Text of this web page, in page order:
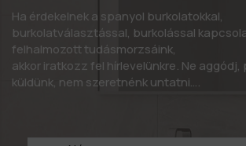
Ha érdekelnek a spanyol burkolatokkal,
burkolatválasztással, burkolással
felhalmozott tudásmorzsáink,
akkor iratkozz fel hírlevelünkre. Ne aggódj,
küldünk, nem szeretnénk untatni….